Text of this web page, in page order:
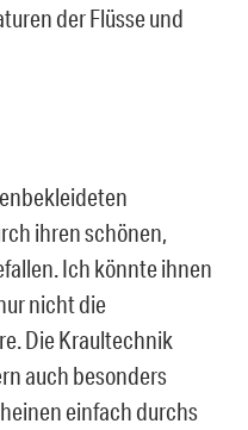
der Flüsse und
ihren schönen,
Ich könnte ihnen
nicht die
Die Kraultechnik
auch besonders
einfach durchs